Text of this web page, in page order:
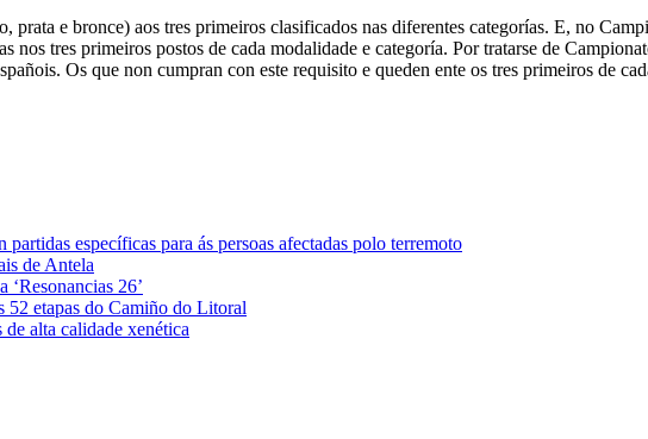
e bronce) aos tres primeiros clasificados nas diferentes categorías. E, no
tres primeiros postos de cada modalidade e categoría. Por tratarse de
Os que non cumpran con este requisito e queden ente os tres primeiros de
específicas para ás persoas afectadas polo terremoto
de Antela
26’
52 etapas do Camiño do Litoral
alta calidade xenética